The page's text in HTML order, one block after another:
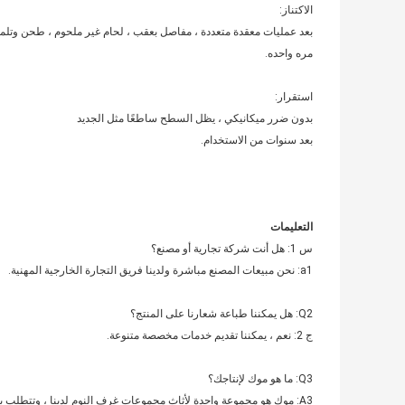
الاكتناز:
بعد عمليات معقدة متعددة ، مفاصل بعقب ، لحام غير ملحوم ، طحن
مره واحده.
استقرار:
بدون ضرر ميكانيكي ، يظل السطح ساطعًا مثل الجديد
بعد سنوات من الاستخدام.
التعليمات
س 1: هل أنت شركة تجارية أو مصنع؟
a1: نحن مبيعات المصنع مباشرة ولدينا فريق التجارة الخارجية المهنية.
Q2: هل يمكننا طباعة شعارنا على المنتج؟
ج 2: نعم ، يمكننا تقديم خدمات مخصصة متنوعة.
Q3: ما هو موك لإنتاجك؟
A3: موك هو مجموعة واحدة لأثاث مجموعات غرف النوم لدينا ، وتتطلب بعض أجنحة غرف النوم ما لا يقل عن 30 مجموعة.